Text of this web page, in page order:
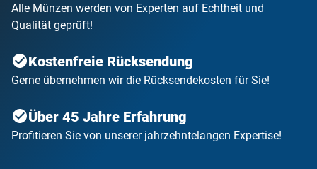
Alle Münzen werden von Experten auf Echtheit und
Qualität geprüft!
Kostenfreie Rücksendung
Gerne übernehmen wir die Rücksendekosten für Sie!
Über 45 Jahre Erfahrung
Profitieren Sie von unserer jahrzehntelangen Expertise!